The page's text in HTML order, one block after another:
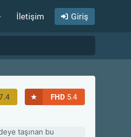
İletişim Giriş
★ FHD 5.4
taşınan bu